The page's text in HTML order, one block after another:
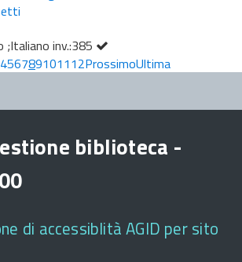
;Italiano inv.:385
456789101112ProssimoUltima
biblioteca -
di accessiblità AGID per sito